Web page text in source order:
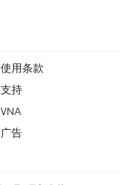
使用条款
支持
VNA
广告